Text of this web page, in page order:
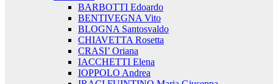
BARBOTTI Edoardo
BENTIVEGNA Vito
BLOGNA Santosvaldo
CHIAVETTA Rosetta
CRASI’ Oriana
IACCHETTI Elena
IOPPOLO Andrea